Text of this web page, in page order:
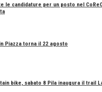
le candidature per un posto nel
Piazza torna il 22 agosto
bike, sabato 8 Pila inaugura il trail